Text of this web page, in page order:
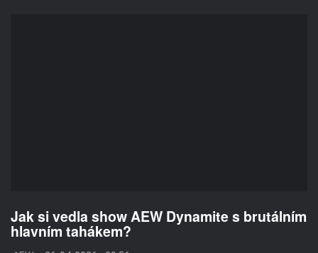
Jak si vedla show AEW Dynamite s brutálním
hlavním tahákem?